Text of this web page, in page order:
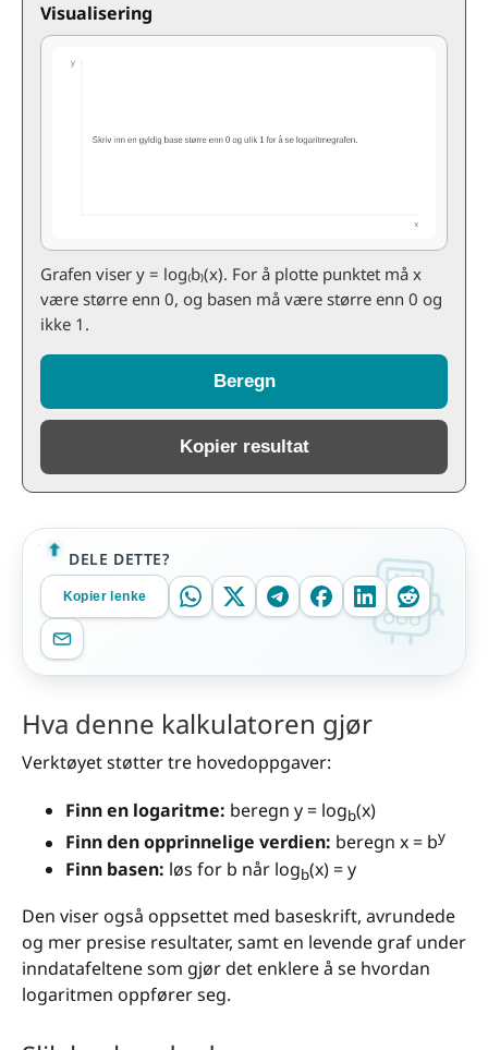
Visualisering
Grafen viser y = log₍b₎(x). For å plotte punktet må x
være større enn 0, og basen må være større enn 0 og
ikke 1.
Beregn
Kopier resultat
DELE DETTE?
Kopier lenke
Hva denne kalkulatoren gjør
Verktøyet støtter tre hovedoppgaver:
Finn en logaritme: beregn y = logb(x)
Finn den opprinnelige verdien: beregn x = by
Finn basen: løs for b når logb(x) = y
Den viser også oppsettet med baseskrift, avrundede
og mer presise resultater, samt en levende graf under
inndatafeltene som gjør det enklere å se hvordan
logaritmen oppfører seg.